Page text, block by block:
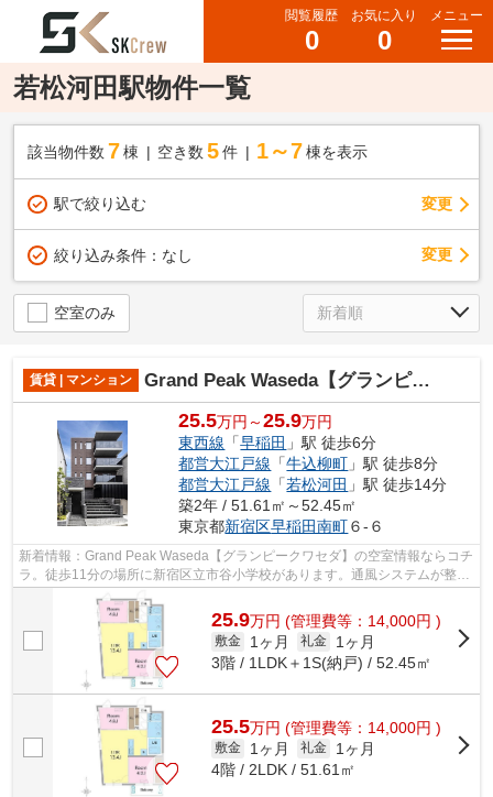
閲覧履歴
0
お気に入り
0
メニュー
若松河田駅物件一覧
該当物件数 7棟 空き数 5 件 1～7 棟を表示
駅で絞り込む 変更
絞り込み条件： なし 変更
空室のみ
賃貸 | マンション Grand Peak Waseda【グランピークワセダ】
25.5万円～25.9万円
東西線 「早稲田 」駅 徒歩6分
都営大江戸線 「牛込柳町 」駅 徒歩8分
都営大江戸線 「若松河田 」駅 徒歩14分
築2年 / 51.61㎡～52.45㎡
東京都新宿区早稲田南町６-６
新着情報：Grand Peak Waseda【グランピークワセダ】の空室情報ならコチ
ラ。徒歩11分の場所に新宿区立市谷小学校があります。通風システムが整っ
25.9万円 (管理費等：14,000円 )
敷金 1ヶ月 礼金
1ヶ月
3階 / 1LDK＋1S(納戸) / 52.45㎡
25.5万円 (管理費等：14,000円 )
敷金 1ヶ月 礼金
1ヶ月
4階 / 2LDK / 51.61㎡